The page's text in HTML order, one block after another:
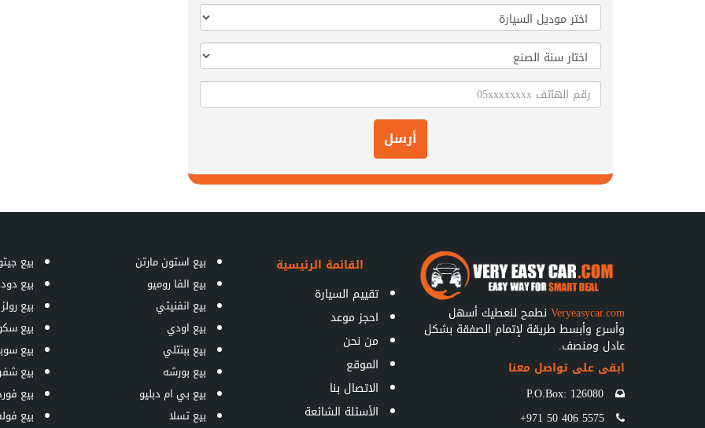
أرسل
Veryeasycar.com نطمح لنعطيك أسهل
وأسرع وأبسط طريقة لإتمام الصفقة بشكل
عادل ومنصف.
ابقى على تواصل معنا
P.O.Box: 126080
+971 50 406 5575
القائمة الرئيسية
تقييم السيارة
احجز موعد
من نحن
الموقع
الاتصال بنا
الأسئلة الشائعة
بيع استون مارتن
بيع الفا روميو
بيع انفنيتي
بيع اودي
بيع ببنتلي
بيع بورشه
بيع بي ام دبليو
بيع تسلا
بيع
بيع
بيع
بيع
بيع
بيع
بيع
بيع